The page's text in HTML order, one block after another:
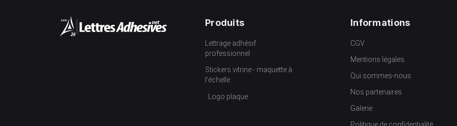
Produits
Lettrage adhésif
professionnel
Stickers vitrine - maquette à
l’échelle
Logo plaque
Informations
CGV
Mentions légales
Qui sommes-nous
Nos partenaires
Galerie